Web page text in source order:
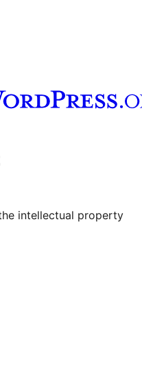
channel
Tumblr account
intellectual property